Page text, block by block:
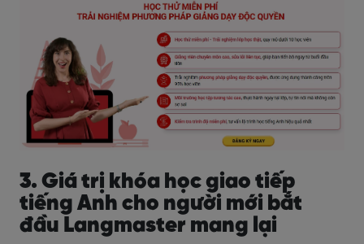
3. Giá trị khóa học giao tiếp
tiếng Anh cho người mới bắt
đầu Langmaster mang lại